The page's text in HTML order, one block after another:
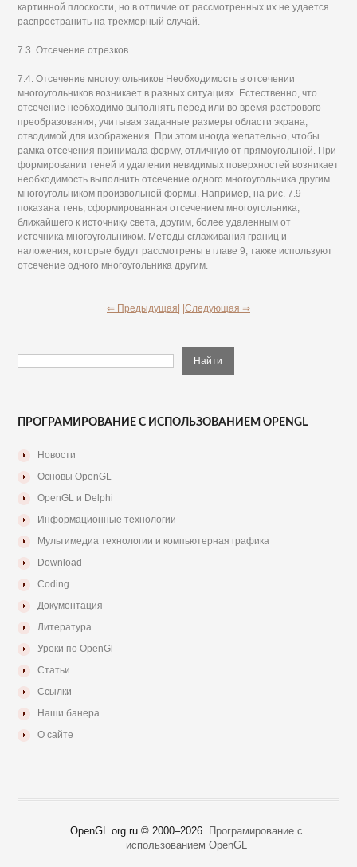
картинной плоскости, но в отличие от рассмотренных их не удается
распространить на трехмерный случай.
7.3. Отсечение отрезков
7.4. Отсечение многоугольников Необходимость в отсечении
многоугольников возникает в разных ситуациях. Естественно, что
отсечение необходимо выполнять перед или во время растрового
преобразования, учитывая заданные размеры области экрана,
отводимой для изображения. При этом иногда желательно, чтобы
рамка отсечения принимала форму, отличную от прямоугольной. При
формировании теней и удалении невидимых поверхностей возникает
необходимость выполнить отсечение одного многоугольника другим
многоугольником произвольной формы. Например, на рис. 7.9
показана тень, сформированная отсечением многоугольника,
ближайшего к источнику света, другим, более удаленным от
источника многоугольником. Методы сглаживания границ и
наложения, которые будут рассмотрены в главе 9, также используют
отсечение одного многоугольника другим.
⇐ Предыдущая| |Следующая ⇒
ПРОГРАМИРОВАНИЕ С ИСПОЛЬЗОВАНИЕМ OPENGL
Новости
Основы OpenGL
OpenGL и Delphi
Информационные технологии
Мультимедиа технологии и компьютерная графика
Download
Coding
Документация
Литература
Уроки по OpenGl
Статьи
Ссылки
Наши банера
О сайте
OpenGL.org.ru © 2000–2026.
Програмирование с
использованием OpenGL